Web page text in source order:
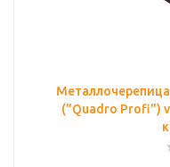
("Quadro Profi")